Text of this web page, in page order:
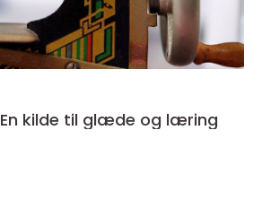
Jokes for børn En kilde til glæde og læring